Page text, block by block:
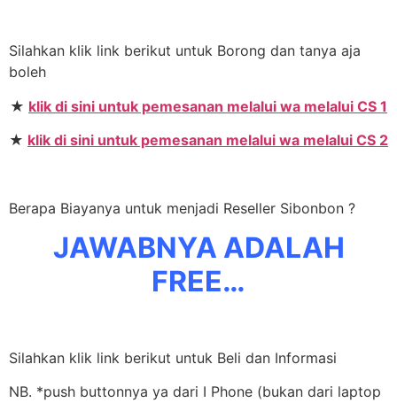
Silahkan klik link berikut untuk Borong dan tanya aja
boleh
★ klik di sini untuk pemesanan melalui wa melalui CS 1
★ klik di sini untuk pemesanan melalui wa melalui CS 2
Berapa Biayanya untuk menjadi Reseller Sibonbon ?
JAWABNYA ADALAH
FREE…
Silahkan klik link berikut untuk Beli dan Informasi
NB. *push buttonnya ya dari I Phone (bukan dari laptop